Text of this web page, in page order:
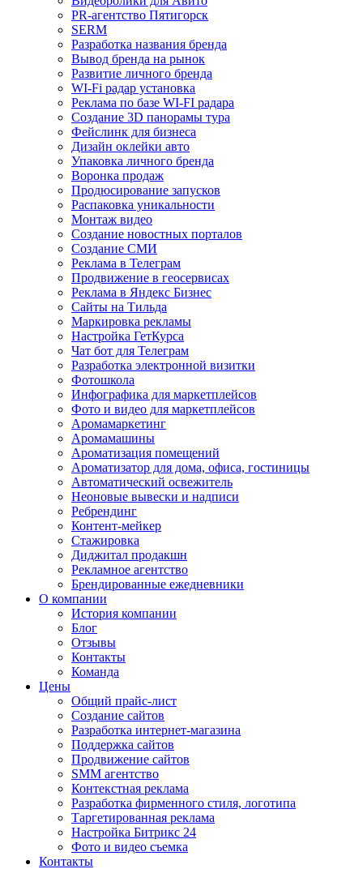
PR-агентство Пятигорск
SERM
Разработка названия бренда
Вывод бренда на рынок
Развитие личного бренда
WI-Fi радар установка
Реклама по базе WI-FI радара
Создание 3D панорамы тура
Фейслинк для бизнеса
Дизайн оклейки авто
Упаковка личного бренда
Воронка продаж
Продюсирование запусков
Распаковка уникальности
Монтаж видео
Создание новостных порталов
Cоздание СМИ
Реклама в Телеграм
Продвижение в геосервисах
Реклама в Яндекс Бизнес
Сайты на Тильда
Маркировка рекламы
Настройка ГетКурса
Чат бот для Телеграм
Разработка электронной визитки
Фотошкола
Инфографика для маркетплейсов
Фото и видео для маркетплейсов
Аромамаркетинг
Аромамашины
Ароматизация помещений
Ароматизатор для дома, офиса, гостиницы
Автоматический освежитель
Неоновые вывески и надписи
Ребрендинг
Контент-мейкер
Стажировка
Диджитал продакшн
Рекламное агентство
Брендированные ежедневники
О компании
История компании
Блог
Отзывы
Контакты
Команда
Цены
Общий прайс-лист
Создание сайтов
Разработка интернет-магазина
Поддержка сайтов
Продвижение сайтов
SMM агентство
Контекстная реклама
Разработка фирменного стиля, логотипа
Таргетированная реклама
Настройка Битрикс 24
Фото и видео съемка
Контакты